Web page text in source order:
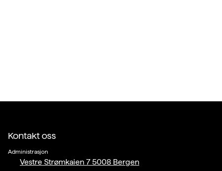
Kontakt oss
Administrasjon
Vestre Strømkaien 7 5008 Bergen